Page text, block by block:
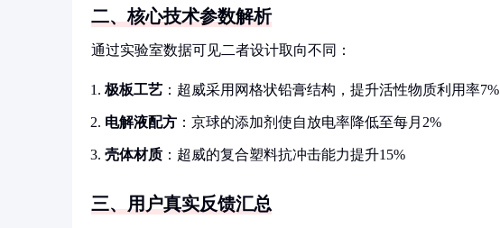
二、核心技术参数解析
通过实验室数据可见二者设计取向不同：
极板工艺 ：超威采用网格状铅膏结构，提升活性物质利用率7%
电解液配方 ：京球的添加剂使自放电率降低至每月2%
壳体材质 ：超威的复合塑料抗冲击能力提升15%
三、用户真实反馈汇总